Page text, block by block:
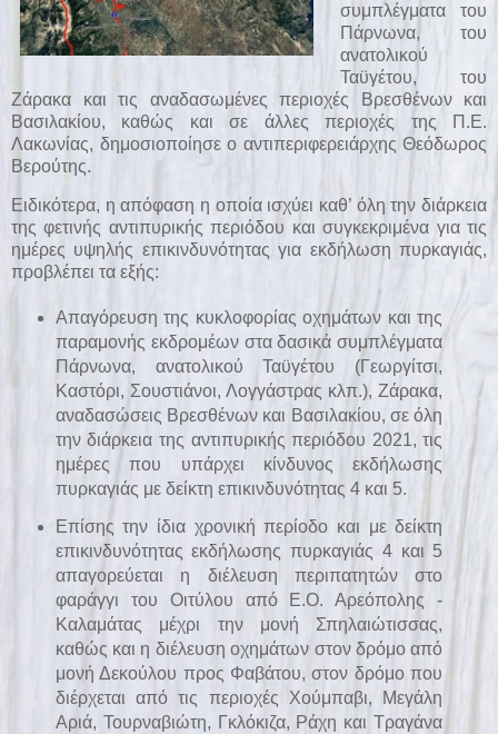
συμπλέγματα του
Πάρνωνα, του
ανατολικού
Ταϋγέτου, του
Ζάρακα και τις αναδασωμένες περιοχές Βρεσθένων και
Βασιλακίου, καθώς και σε άλλες περιοχές της Π.Ε.
Λακωνίας, δημοσιοποίησε ο αντιπεριφερειάρχης Θεόδωρος
Βερούτης.
Ειδικότερα, η απόφαση η οποία ισχύει καθ’ όλη την διάρκεια
της φετινής αντιπυρικής περιόδου και συγκεκριμένα για τις
ημέρες υψηλής επικινδυνότητας για εκδήλωση πυρκαγιάς,
προβλέπει τα εξής:
Απαγόρευση της κυκλοφορίας οχημάτων και της
παραμονής εκδρομέων στα δασικά συμπλέγματα
Πάρνωνα, ανατολικού Ταϋγέτου (Γεωργίτσι,
Καστόρι, Σουστιάνοι, Λογγάστρας κλπ.), Ζάρακα,
αναδασώσεις Βρεσθένων και Βασιλακίου, σε όλη
την διάρκεια της αντιπυρικής περιόδου 2021, τις
ημέρες που υπάρχει κίνδυνος εκδήλωσης
πυρκαγιάς με δείκτη επικινδυνότητας 4 και 5.
Επίσης την ίδια χρονική περίοδο και με δείκτη
επικινδυνότητας εκδήλωσης πυρκαγιάς 4 και 5
απαγορεύεται η διέλευση περιπατητών στο
φαράγγι του Οιτύλου από Ε.Ο. Αρεόπολης -
Καλαμάτας μέχρι την μονή Σπηλαιώτισσας,
καθώς και η διέλευση οχημάτων στον δρόμο από
μονή Δεκούλου προς Φαβάτου, στον δρόμο που
διέρχεται από τις περιοχές Χούμπαβι, Μεγάλη
Αριά, Τουρναβιώτη, Γκλόκιζα, Ράχη και Τραγάνα